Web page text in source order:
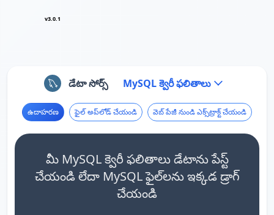
v3.0.1
డేటా సోర్స్ MySQL క్వెరీ ఫలితాలు
ఉదాహరణ ఫైల్ అప్‌లోడ్ చేయండి వెబ్ పేజీ నుండి ఎక్స్‌ట్రాక్ట్ చేయండి
మీ MySQL క్వెరీ ఫలితాలు డేటాను పేస్ట్
చేయండి లేదా MySQL ఫైల్‌లను ఇక్కడ డ్రాగ్
చేయండి